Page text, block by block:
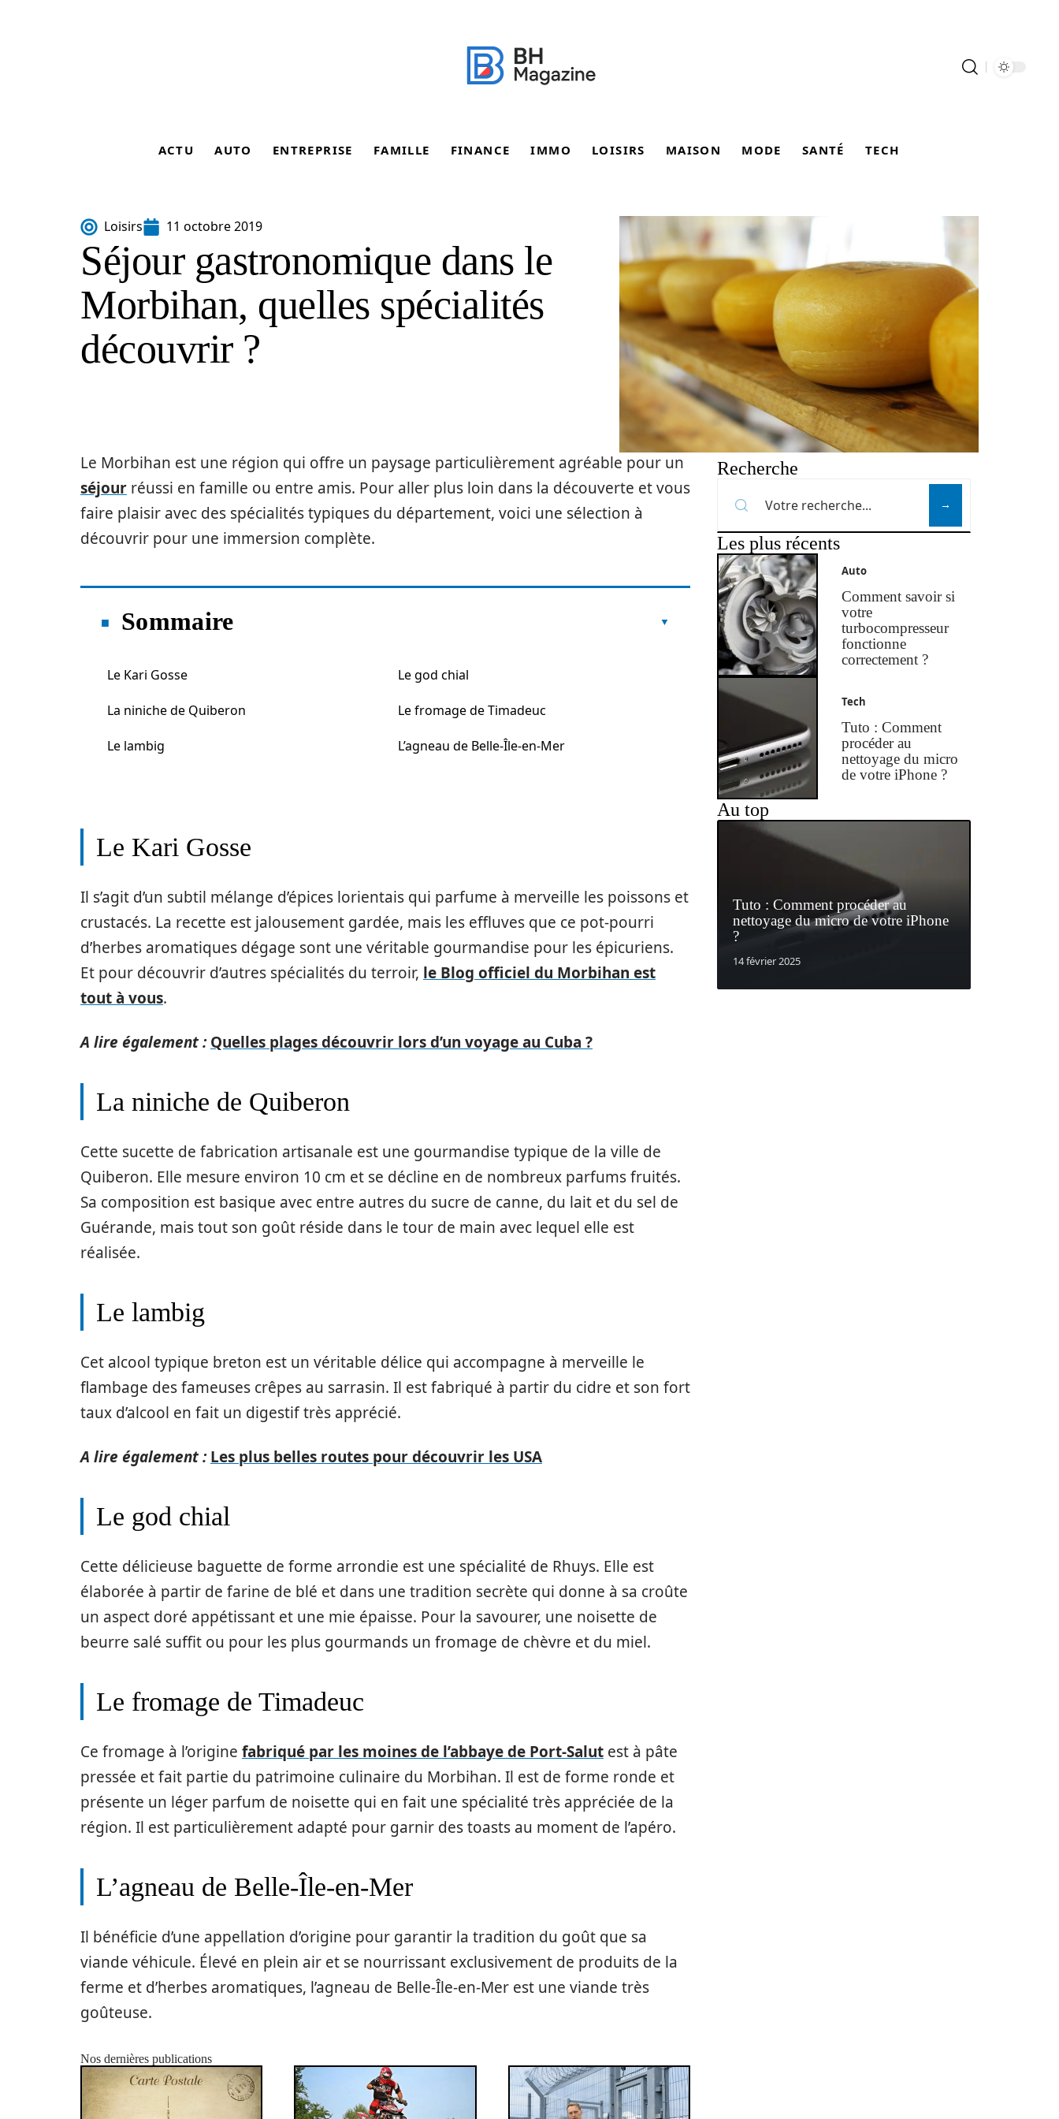
ACTU AUTO ENTREPRISE FAMILLE FINANCE IMMO LOISIRS MAISON MODE SANTÉ TECH
Loisirs 11 octobre 2019
Séjour gastronomique dans le
Morbihan, quelles spécialités
découvrir ?
Le Morbihan est une région qui offre un paysage particulièrement agréable pour un
séjour réussi en famille ou entre amis. Pour aller plus loin dans la découverte et vous
faire plaisir avec des spécialités typiques du département, voici une sélection à
découvrir pour une immersion complète.
Sommaire
Le Kari Gosse
La niniche de Quiberon
Le lambig
Le god chial
Le fromage de Timadeuc
L’agneau de Belle-Île-en-Mer
Le Kari Gosse
Il s’agit d’un subtil mélange d’épices lorientais qui parfume à merveille les poissons et
crustacés. La recette est jalousement gardée, mais les effluves que ce pot-pourri
d’herbes aromatiques dégage sont une véritable gourmandise pour les épicuriens.
Et pour découvrir d’autres spécialités du terroir, le Blog officiel du Morbihan est
tout à vous.
A lire également : Quelles plages découvrir lors d’un voyage au Cuba ?
La niniche de Quiberon
Cette sucette de fabrication artisanale est une gourmandise typique de la ville de
Quiberon. Elle mesure environ 10 cm et se décline en de nombreux parfums fruités.
Sa composition est basique avec entre autres du sucre de canne, du lait et du sel de
Guérande, mais tout son goût réside dans le tour de main avec lequel elle est
réalisée.
Le lambig
Cet alcool typique breton est un véritable délice qui accompagne à merveille le
flambage des fameuses crêpes au sarrasin. Il est fabriqué à partir du cidre et son fort
taux d’alcool en fait un digestif très apprécié.
A lire également : Les plus belles routes pour découvrir les USA
Le god chial
Cette délicieuse baguette de forme arrondie est une spécialité de Rhuys. Elle est
élaborée à partir de farine de blé et dans une tradition secrète qui donne à sa croûte
un aspect doré appétissant et une mie épaisse. Pour la savourer, une noisette de
beurre salé suffit ou pour les plus gourmands un fromage de chèvre et du miel.
Le fromage de Timadeuc
Ce fromage à l’origine fabriqué par les moines de l’abbaye de Port-Salut est à pâte
pressée et fait partie du patrimoine culinaire du Morbihan. Il est de forme ronde et
présente un léger parfum de noisette qui en fait une spécialité très appréciée de la
région. Il est particulièrement adapté pour garnir des toasts au moment de l’apéro.
L’agneau de Belle-Île-en-Mer
Il bénéficie d’une appellation d’origine pour garantir la tradition du goût que sa
viande véhicule. Élevé en plein air et se nourrissant exclusivement de produits de la
ferme et d’herbes aromatiques, l’agneau de Belle-Île-en-Mer est une viande très
goûteuse.
Nos dernières publications
Recherche
Les plus récents
Auto
Comment savoir si
votre
turbocompresseur
fonctionne
correctement ?
Tech
Tuto : Comment
procéder au
nettoyage du micro
de votre iPhone ?
Au top
Tuto : Comment procéder au
nettoyage du micro de votre iPhone
?
14 février 2025